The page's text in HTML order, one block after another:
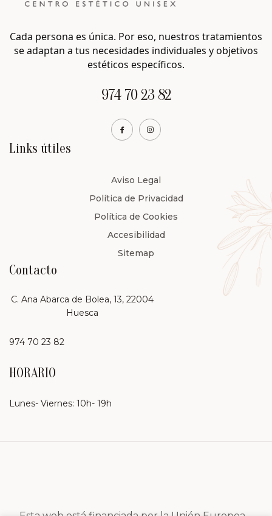
Links útiles
Aviso Legal
Política de Privacidad
Política de Cookies
Accesibilidad
Sitemap
Cada persona es única. Por eso, nuestros tratamientos
se adaptan a tus necesidades individuales y objetivos
estéticos específicos.
974 70 23 82
Contacto
C. Ana Abarca de Bolea, 13, 22004
Huesca
974 70 23 82
HORARIO
Lunes- Viernes: 10h- 19h